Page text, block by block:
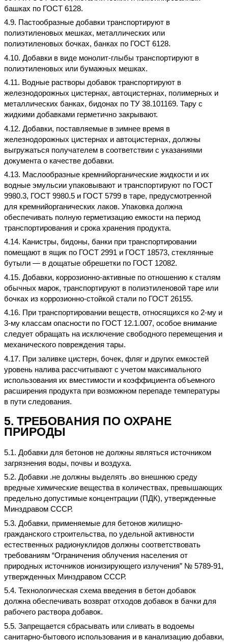
башках по ГОСТ 6128.
4.9. Пастообразные добавки транспортируют в
полиэтиленовых мешках, металлических или
полиэтиленовых бочках, банках по ГОСТ 6128.
4.10. Добавки в виде монолит-глыбы транспортируют в
полиэтиленовых или бумажных мешках.
4.11. Водные растворы добавок транспортируют в
железнодорожных цистернах, автоцистернах, полимерных и
металлических банках, бидонах по ТУ 38.101169. Тару с
жидкими добавками герметично закрывают.
4.12. Добавки, поставляемые в зимнее время в
железнодорожных цистернах и автоцистернах, должны
выгружаться получателем в соответствии с указаниями
документа о качестве добавки.
4.13. Маслообразные кремнийорганические жидкости и их
водные эмульсии упаковывают и транспортируют по ГОСТ
9980.3, ГОСТ 9980.5 и ГОСТ 5799 в таре, предусмотренной
для кремнийорганических лаков. Упаковка должна
обеспечивать полную герметизацию емкости на период
транспортирования и срока хранения продукта.
4.14. Канистры, бидоны, банки при транспортировании
помещают в ящик по ГОСТ 2991 и ГОСТ 18573, стеклянные
бутыли — в дощатые обрешетки по ГОСТ 12082.
4.15. Добавки, коррозионно-активные по отношению к сталям
обычных марок, транспортируют в полиэтиленовой таре или
бочках из коррозионно-стойкой стали по ГОСТ 26155.
4.16. При транспортировании веществ, относящихся ко 2-му и
3-му классам опасности по ГОСТ 12.1.007, особое внимание
следует обращать на исключение свободного перемещения и
механического повреждения тары.
4.17. При заливке цистерн, бочек, фляг и других емкостей
уровень налива рассчитывают с учетом максимального
использования их вместимости и коэффициента объемного
расширения продукта при возможном перепаде температуры
в пути следования.
5. ТРЕБОВАНИЯ ПО ОХРАНЕ
ПРИРОДЫ
5.1. Добавки для бетонов не должны являться источником
загрязнения воды, почвы и воздуха.
5.2. Добавки .не должны выделять .во внешнюю среду
вредные химические вещества в количествах, превышающих
предельно допустимые концентрации (ПДК), утвержденные
Минздравом СССР.
5.3. Добавки, применяемые для бетонов жилищно-
гражданского строительства, по удельной активности
естественных радионуклидов должны соответствовать
требованиям “Ограничения облучения населения от
природных источников ионизирующего излучения” № 5789-91,
утвержденных Минздравом СССР.
5.4. Технологическая схема введения в бетон добавок
должна обеспечивать возврат отходов добавок в бачки для
рабочего раствора добавок.
5.5. Запрещается сбрасывать или сливать в водоемы
санитарно-бытового использования и в канализацию добавки,